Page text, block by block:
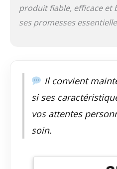
de
produit fiable, efficace et
ses promesses
Il convient
si ses
vos attentes
soin.